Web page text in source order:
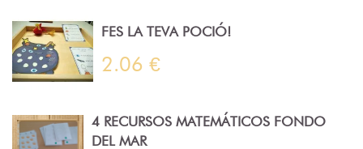
FES LA TEVA POCIÓ!
2.06 €
4 RECURSOS MATEMÁTICOS FONDO
DEL MAR